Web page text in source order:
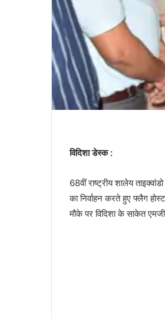
विदिशा डेस्क :
68वीं राष्ट्रीय शालेय
का निर्वाहन करते हुए फ्लैग
मौके पर विदिशा के साकेत